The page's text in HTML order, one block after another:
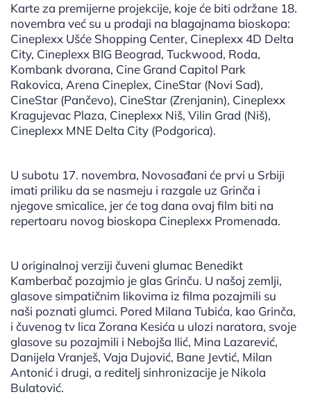
Karte za premijerne projekcije, koje će biti održane 18.
novembra već su u prodaji na blagajnama bioskopa:
Cineplexx Ušće Shopping Center, Cineplexx 4D Delta
City, Cineplexx BIG Beograd, Tuckwood, Roda,
Kombank dvorana, Cine Grand Capitol Park
Rakovica, Arena Cineplex, CineStar (Novi Sad),
CineStar (Pančevo), CineStar (Zrenjanin), Cineplexx
Kragujevac Plaza, Cineplexx Niš, Vilin Grad (Niš),
Cineplexx MNE Delta City (Podgorica).
U subotu 17. novembra, Novosađani će prvi u Srbiji
imati priliku da se nasmeju i razgale uz Grinča i
njegove smicalice, jer će tog dana ovaj film biti na
repertoaru novog bioskopa Cineplexx Promenada.
U originalnoj verziji čuveni glumac Benedikt
Kamberbač pozajmio je glas Grinču. U našoj zemlji,
glasove simpatičnim likovima iz filma pozajmili su
naši poznati glumci. Pored Milana Tubića, kao Grinča,
i čuvenog tv lica Zorana Kesića u ulozi naratora, svoje
glasove su pozajmili i Nebojša Ilić, Mina Lazarević,
Danijela Vranješ, Vaja Dujović, Bane Jevtić, Milan
Antonić i drugi, a reditelj sinhronizacije je Nikola
Bulatović.